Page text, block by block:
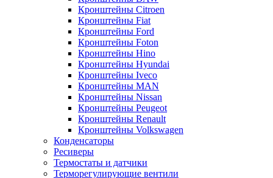
Кронштейны Citroen
Кронштейны Fiat
Кронштейны Ford
Кронштейны Foton
Кронштейны Hino
Кронштейны Hyundai
Кронштейны Iveco
Кронштейны MAN
Кронштейны Nissan
Кронштейны Peugeot
Кронштейны Renault
Кронштейны Volkswagen
Конденсаторы
Ресиверы
Термостаты и датчики
Терморегулирующие вентили